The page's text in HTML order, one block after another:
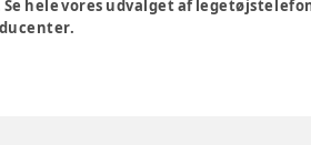
hele vores udvalget af